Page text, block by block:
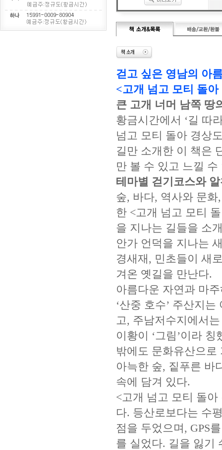
걷고 싶은 영남의 아
<고개 넘고 모티 돌
큰 고개 너머 남쪽 땅
황금시간에서 ‘길 따
넘고 모티 돌아 경상
길만 소개한 이 책은
만 볼 수 있고 느낄
테마별 걷기코스와
숲, 바다, 역사와 문
한 <고개 넘고 모티
을 지나는 길들을 소
안가 언덕을 지나는
경새재, 민초들이 새
겨온 옛길을 만난다.
아름다운 자연과 마
‘산중 호수’ 주산지
고, 주남저수지에서
이황이 ‘그림’이라
밖에도 문화유산으
아늑한 숲, 짙푸른 바
속에 담겨 있다.
<고개 넘고 모티 돌
다. 등산로보다는 수
점을 두었으며, GPS
를 실었다. 길을 잃기